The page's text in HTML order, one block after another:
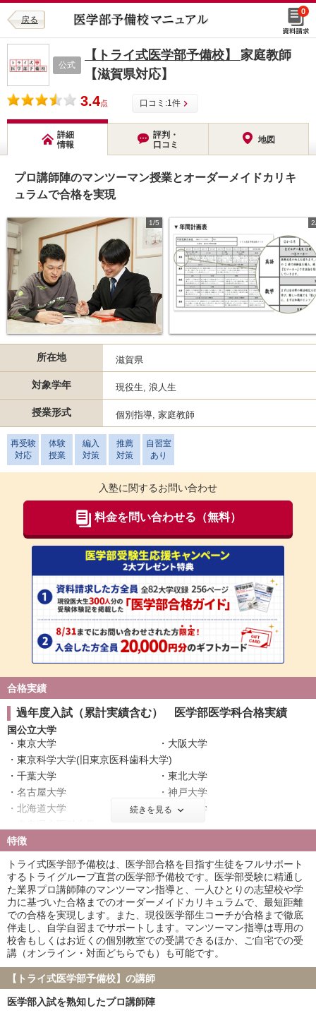
戻る
0
公式
【トライ式医学部予備校】 家庭教師
【滋賀県対応】
3.4点 口コミ:1件
詳細
情報
評判・
口コミ
地図
プロ講師陣のマンツーマン授業とオーダーメイドカリキ
ュラムで合格を実現
1/5
所在地 滋賀県
対象学年 現役生, 浪人生
授業形式 個別指導, 家庭教師
再受験
対応
体験
授業
編入
対策
推薦
対策
自習室
あり
入塾に関するお問い合わせ
料金を問い合わせる（無料）
合格実績
過年度入試（累計実績含む） 医学部医学科合格実績
国公立大学
東京大学
大阪大学
東京科学大学(旧東京医科歯科大学)
千葉大学
東北大学
名古屋大学
神戸大学
北海道大学
広島大学
名古屋市立大学
金沢大学
浜松医科大学
滋賀医科大学
長崎大学
群馬大学
富山大学
岐阜大学
鹿児島大学
山口大学
愛媛大学
香川大学
福井大学
弘前大学
琉球大学
札幌医科大学
大分大学
鳥取大学
徳島大学
旭川医科大学
続きを見る
特徴
トライ式医学部予備校は、医学部合格を目指す生徒をフルサポート
するトライグループ直営の医学部予備校です。医学部受験に精通し
た業界プロ講師陣のマンツーマン指導と、一人ひとりの志望校や学
力に基づいた合格までのオーダーメイドカリキュラムで、最短距離
での合格を実現します。また、現役医学部生コーチが合格まで徹底
伴走し、自学自習までサポートします。マンツーマン指導は専用の
校舎もしくはお近くの個別教室での受講できるほか、ご自宅での受
講（オンライン・対面どちらでも）も可能です。
【トライ式医学部予備校】の講師
医学部入試を熟知したプロ講師陣